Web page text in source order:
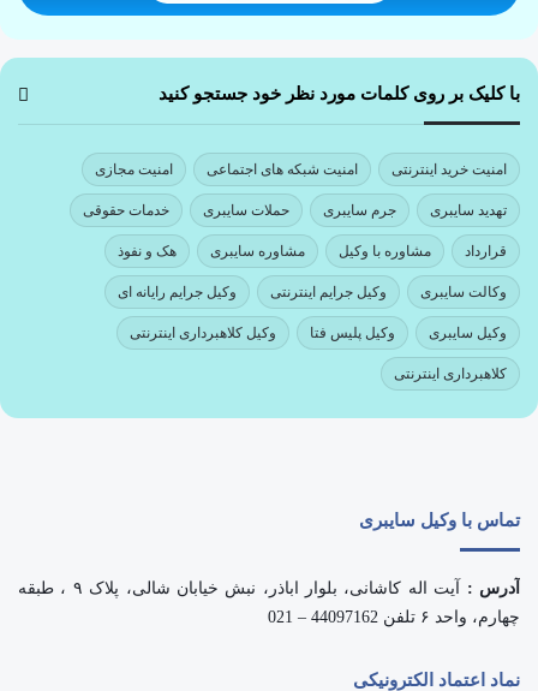
با کلیک بر روی کلمات مورد نظر خود جستجو کنید
امنیت خرید اینترنتی امنیت شبکه های اجتماعی امنیت مجازی
تهدید سایبری جرم سایبری حملات سایبری خدمات حقوقی
قرارداد مشاوره با وکیل مشاوره سایبری هک و نفوذ
وکالت سایبری وکیل جرایم اینترنتی وکیل جرایم رایانه ای
وکیل سایبری وکیل پلیس فتا وکیل کلاهبرداری اینترنتی
کلاهبرداری اینترنتی
تماس با وکیل سایبری
آدرس :
آیت اله کاشانی، بلوار اباذر، نبش خیابان شالی، پلاک ۹ ، طبقه
چهارم، واحد ۶ تلفن 44097162 – 021
نماد اعتماد الکترونیکی